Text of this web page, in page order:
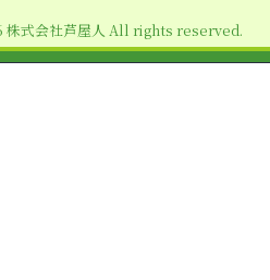
式会社芦屋人 All rights reserved.